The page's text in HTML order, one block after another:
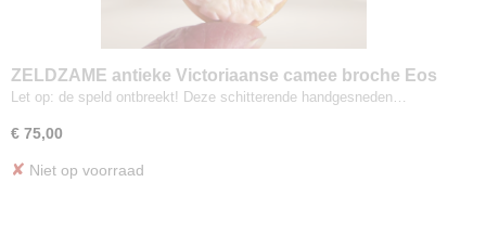
ZELDZAME antieke Victoriaanse camee broche Eos
en Nyx
Let op: de speld ontbreekt! Deze schitterende handgesneden…
€ 75,00
✘ Niet op voorraad